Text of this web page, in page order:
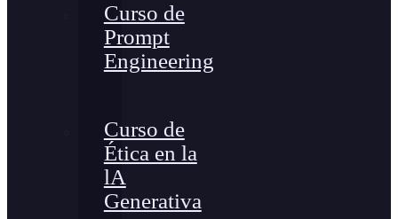
Curso de
Prompt
Engineering
Curso de
Ética en la
lA
Generativa